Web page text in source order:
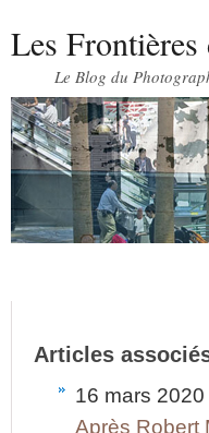
Les Frontières
Le Blog du
Articles
16 mars 2020
Après Robert